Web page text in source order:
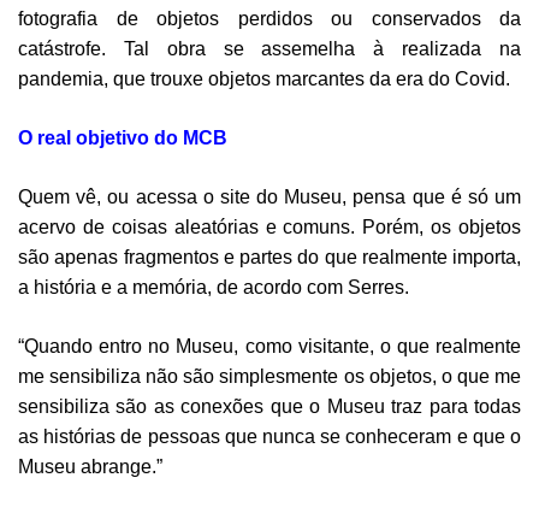
fotografia de objetos perdidos ou conservados da
catástrofe. Tal obra se assemelha à realizada na
pandemia, que trouxe objetos marcantes da era do Covid.
O real objetivo do MCB
Quem vê, ou acessa o site do Museu, pensa que é só um
acervo de coisas aleatórias e comuns. Porém, os objetos
são apenas fragmentos e partes do que realmente importa,
a história e a memória, de acordo com Serres.
“Quando entro no Museu, como visitante, o que realmente
me sensibiliza não são simplesmente os objetos, o que me
sensibiliza são as conexões que o Museu traz para todas
as histórias de pessoas que nunca se conheceram e que o
Museu abrange.”